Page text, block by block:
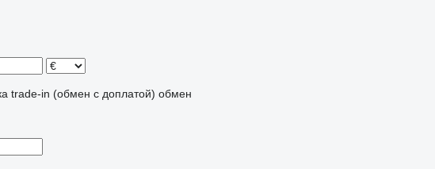
trade-in (обмен с доплатой) обмен